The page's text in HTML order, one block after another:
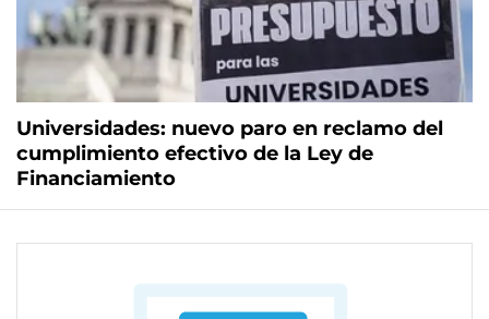
Universidades: nuevo paro en reclamo del
cumplimiento efectivo de la Ley de
Financiamiento